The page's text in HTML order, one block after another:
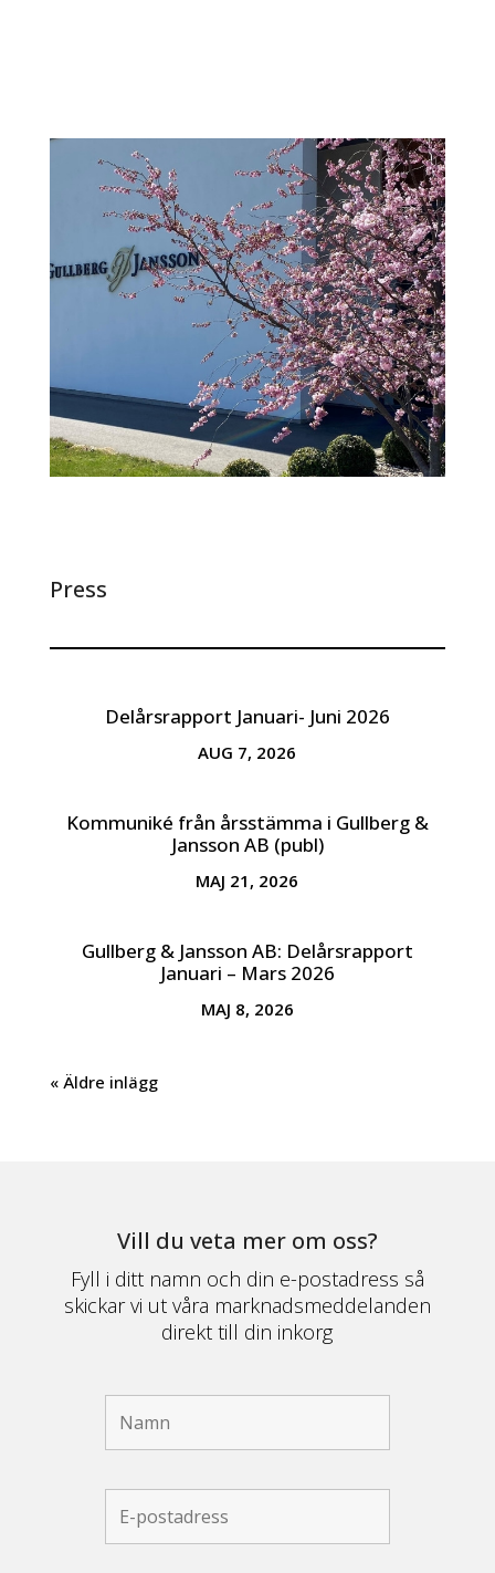
Press
Delårsrapport Januari- Juni 2026
AUG 7, 2026
Kommuniké från årsstämma i Gullberg &
Jansson AB (publ)
MAJ 21, 2026
Gullberg & Jansson AB: Delårsrapport
Januari – Mars 2026
MAJ 8, 2026
« Äldre inlägg
Vill du veta mer om oss?
Fyll i ditt namn och din e-postadress så
skickar vi ut våra marknadsmeddelanden
direkt till din inkorg